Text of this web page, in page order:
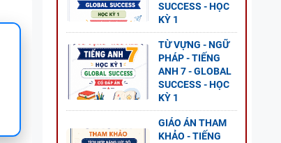
SUCCESS - HỌC
KỲ 1
TỪ VỰNG - NGỮ
PHÁP - TIẾNG
ANH 7 - GLOBAL
SUCCESS - HỌC
KỲ 1
GIÁO ÁN THAM
KHẢO - TIẾNG